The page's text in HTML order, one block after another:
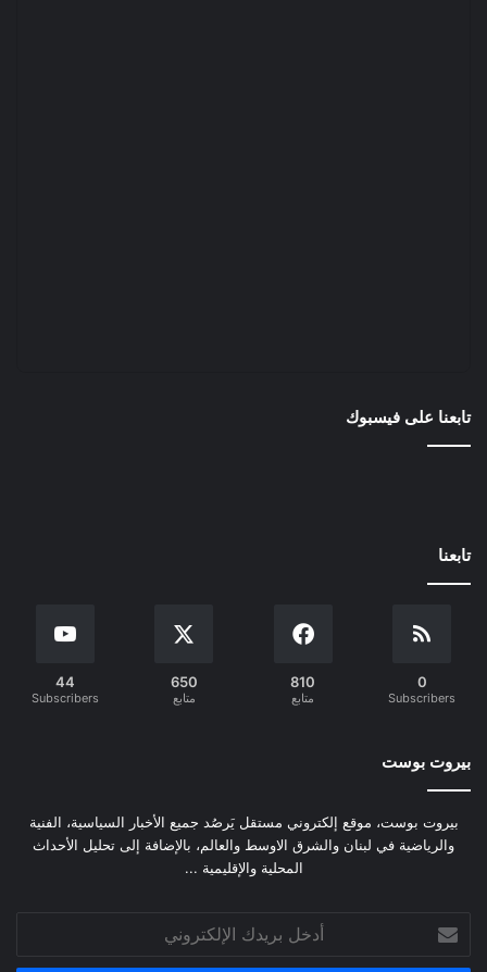
تابعنا على فيسبوك
تابعنا
0
Subscribers
810
متابع
650
متابع
44
Subscribers
بيروت بوست
بيروت بوست، موقع إلكتروني مستقل يَرصُد جميع الأخبار السياسية، الفنية
والرياضية في لبنان والشرق الاوسط والعالم، بالإضافة إلى تحليل الأحداث
المحلية والإقليمية ...
بريدك
الإلكتروني